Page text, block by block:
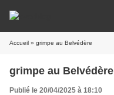
Accueil » grimpe au Belvédère
grimpe au Belvédère
Publié le 20/04/2025 à 18:10